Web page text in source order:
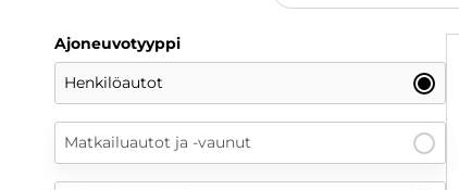
Ajoneuvotyyppi
Henkilöautot
Matkailuautot ja -vaunut